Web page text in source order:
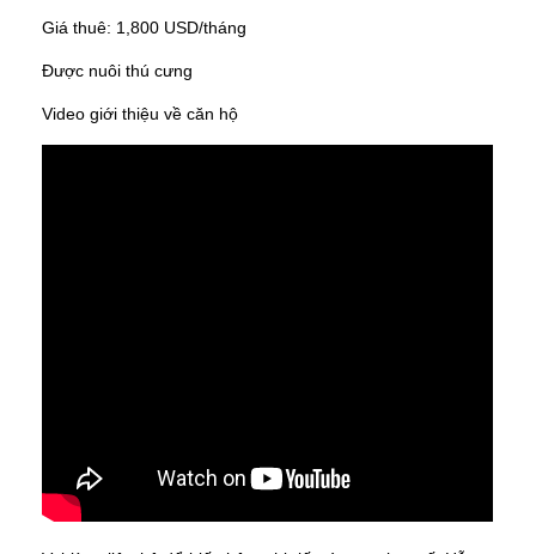
Giá thuê: 1,800 USD/tháng
Được nuôi thú cưng
Video giới thiệu về căn hộ